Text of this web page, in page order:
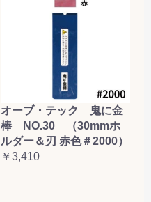
オーブ・テック 鬼に金
棒 NO.30 （30mmホ
ルダー＆刃 赤色＃2000）
￥3,410